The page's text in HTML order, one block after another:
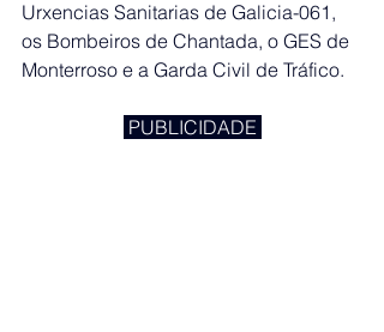
Urxencias Sanitarias de Galicia-061,
os Bombeiros de Chantada, o GES de
Monterroso e a Garda Civil de Tráfico.
PUBLICIDADE